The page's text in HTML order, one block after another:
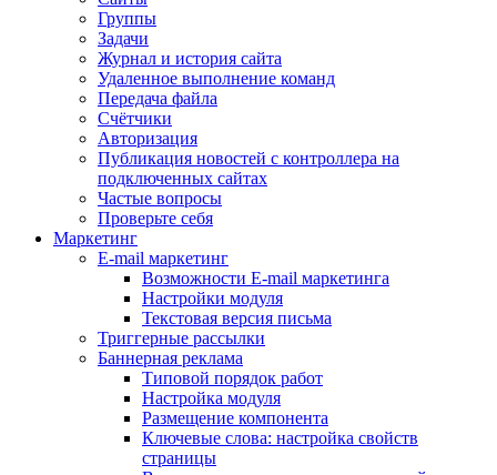
Группы
Задачи
Журнал и история сайта
Удаленное выполнение команд
Передача файла
Счётчики
Авторизация
Публикация новостей с контроллера на
подключенных сайтах
Частые вопросы
Проверьте себя
Маркетинг
E-mail маркетинг
Возможности E-mail маркетинга
Настройки модуля
Текстовая версия письма
Триггерные рассылки
Баннерная реклама
Типовой порядок работ
Настройка модуля
Размещение компонента
Ключевые слова: настройка свойств
страницы